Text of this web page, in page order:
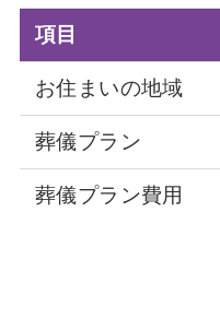
項目
お住まいの地域
葬儀プラン
葬儀プラン費用